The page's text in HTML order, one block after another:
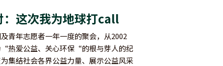
这次我为地球打call
青年志愿者一年一度的聚会，从2002
热爱公益、关心环保“的根与芽人的纪
集结社会各界公益力量、展示公益风采